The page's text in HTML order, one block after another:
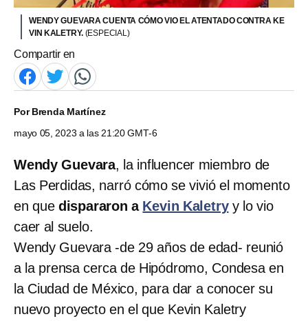
WENDY GUEVARA CUENTA CÓMO VIO EL ATENTADO CONTRA KE
VIN KALETRY. (ESPECIAL)
Compartir en
PorBrenda Martínez
mayo 05, 2023 a las 21:20 GMT-6
Wendy Guevara, la influencer miembro de
Las Perdidas, narró cómo se vivió el momento
en que dispararon a Kevin Kaletry y lo vio
caer al suelo.
Wendy Guevara -de 29 años de edad- reunió
a la prensa cerca de Hipódromo, Condesa en
la Ciudad de México, para dar a conocer su
nuevo proyecto en el que Kevin Kaletry